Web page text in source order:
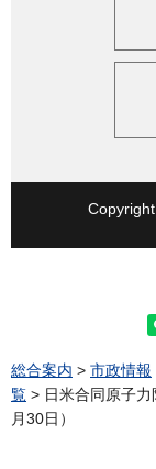
総合案内 > 市政情報
覧 > 日米合同原子
月30日）